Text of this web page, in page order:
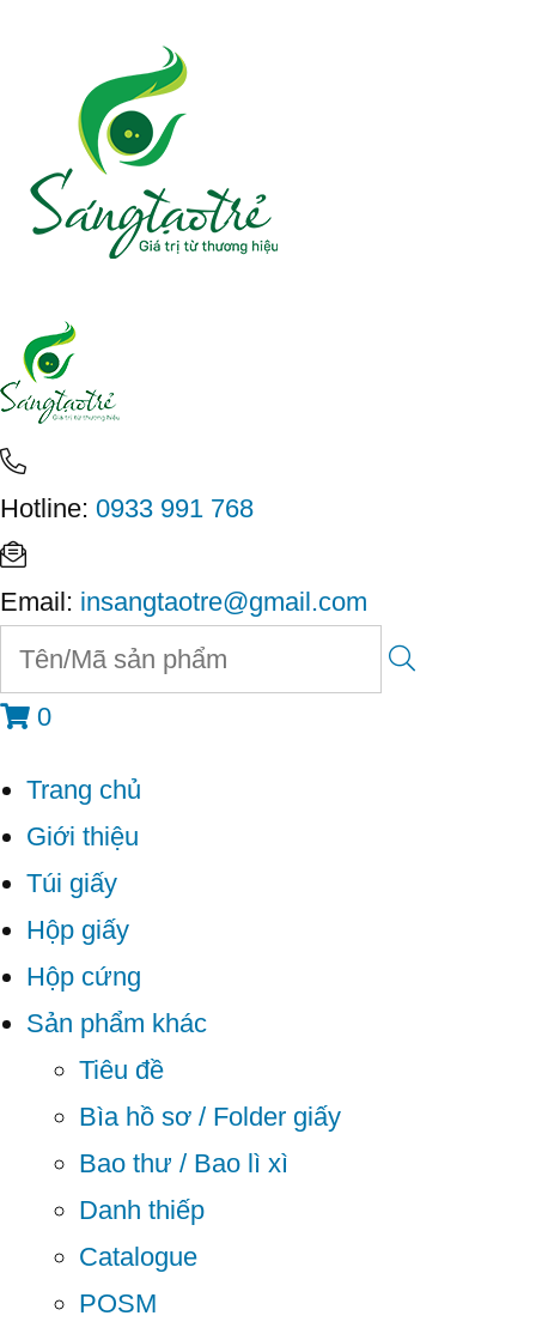
Hotline: 0933 991 768
Email: insangtaotre@gmail.com
0
Trang chủ
Giới thiệu
Túi giấy
Hộp giấy
Hộp cứng
Sản phẩm khác
Tiêu đề
Bìa hồ sơ / Folder giấy
Bao thư / Bao lì xì
Danh thiếp
Catalogue
POSM